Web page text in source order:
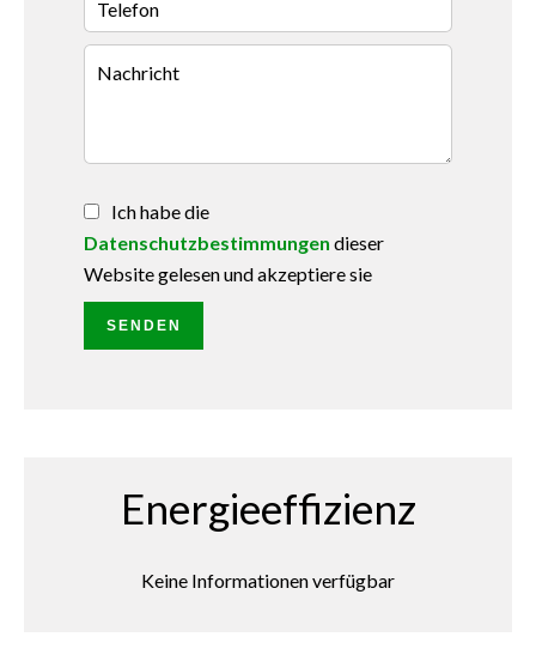
Ich habe die
Datenschutzbestimmungen dieser
Website gelesen und akzeptiere sie
SENDEN
Energieeffizienz
Keine Informationen verfügbar